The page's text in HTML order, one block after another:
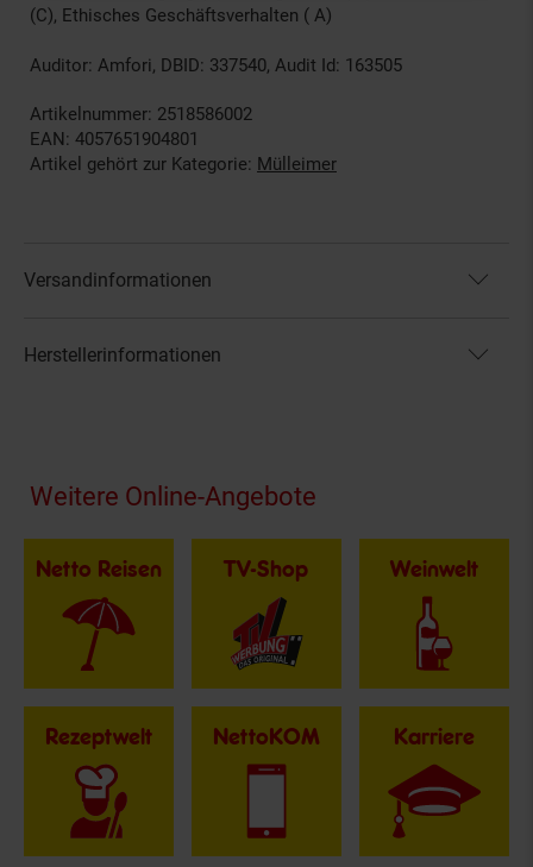
(C), Ethisches Geschäftsverhalten ( A)
Auditor: Amfori, DBID: 337540, Audit Id: 163505
Artikelnummer: 2518586002
EAN: 4057651904801
Artikel gehört zur Kategorie: Mülleimer
Versandinformationen
Herstellerinformationen
Fußzeile
Weitere Online-Angebote
Netto Reisen TV-Shop Weinwelt
Rezeptwelt NettoKOM Karriere